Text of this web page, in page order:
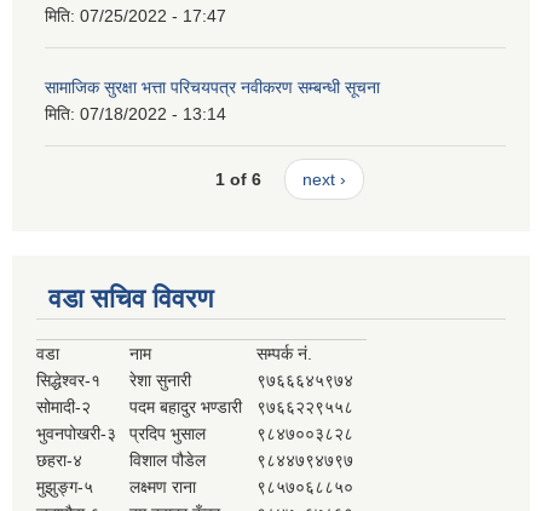
मिति: 07/25/2022 - 17:47
सामाजिक सुरक्षा भत्ता परिचयपत्र नवीकरण सम्बन्धी सूचना
मिति: 07/18/2022 - 13:14
1 of 6 next ›
वडा सचिव विवरण
वडा नाम
सम्पर्क नं.
सिद्धेश्वर-१
रेशा सुनारी
९७६६६४५९७४
सोमादी-२
पदम बहादुर भण्डारी
९७६६२२९५५८
भुवनपोखरी-३
प्रदिप भुसाल
९८४७००३८२८
छहरा-४
विशाल पौडेल
९८४४७९४७९७
मुझुङ्ग-५
लक्ष्मण राना
९८५७०६८८५०